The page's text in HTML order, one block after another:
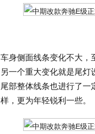
车身侧面线条变化不大，
另一个重大变化就是尾灯
尾部整体线条也进行了一
样，更为年轻锐利一些。